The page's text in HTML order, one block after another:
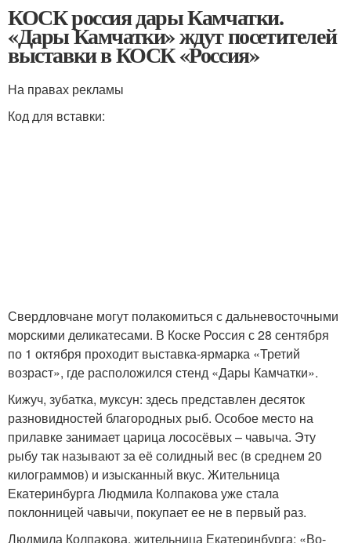
КОСК россия дары Камчатки.
«Дары Камчатки» ждут посетителей
выставки в КОСК «Россия»
На правах рекламы
Код для вставки:
Свердловчане могут полакомиться с дальневосточными
морскими деликатесами. В Коске Россия с 28 сентября
по 1 октября проходит выставка-ярмарка «Третий
возраст», где расположился стенд «Дары Камчатки».
Кижуч, зубатка, муксун: здесь представлен десяток
разновидностей благородных рыб. Особое место на
прилавке занимает царица лососёвых – чавыча. Эту
рыбу так называют за её солидный вес (в среднем 20
килограммов) и изысканный вкус. Жительница
Екатеринбурга Людмила Колпакова уже стала
поклонницей чавычи, покупает ее не в первый раз.
Людмила Колпакова, жительница Екатеринбурга: «Во-